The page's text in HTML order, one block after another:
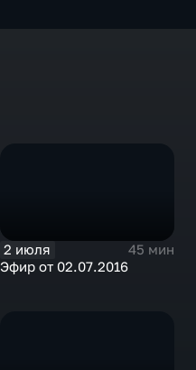
2 июля
45 мин
Эфир от 02.07.2016